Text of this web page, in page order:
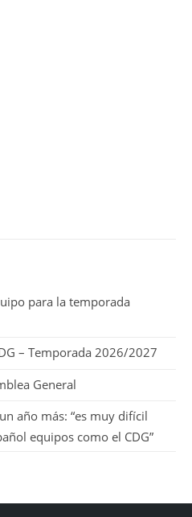
para la temporada
– Temporada 2026/2027
General
año más: “es muy difícil
equipos como el CDG”